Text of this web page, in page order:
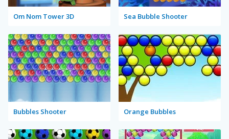
Om Nom Tower 3D Sea Bubble Shooter
Bubbles Shooter Orange Bubbles